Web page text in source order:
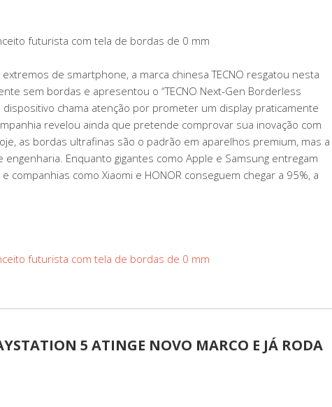
futurista com tela de bordas de 0 mm
de smartphone, a marca chinesa TECNO resgatou nesta
sem bordas e apresentou o “TECNO Next-Gen Borderless
dispositivo chama atenção por prometer um display praticamente
revelou ainda que pretende comprovar sua inovação com
as bordas ultrafinas são o padrão em aparelhos premium, mas a
Enquanto gigantes como Apple e Samsung entregam
companhias como Xiaomi e HONOR conseguem chegar a 95%, a
futurista com tela de bordas de 0 mm
5 ATINGE NOVO MARCO E JÁ RODA